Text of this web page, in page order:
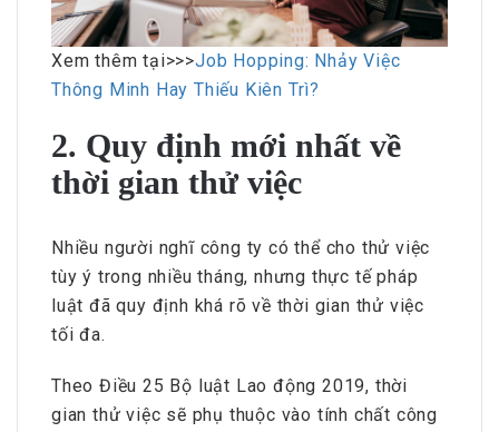
Xem thêm tại>>>Job Hopping: Nhảy Việc
Thông Minh Hay Thiếu Kiên Trì?
2. Quy định mới nhất về
thời gian thử việc
Nhiều người nghĩ công ty có thể cho thử việc
tùy ý trong nhiều tháng, nhưng thực tế pháp
luật đã quy định khá rõ về thời gian thử việc
tối đa.
Theo Điều 25 Bộ luật Lao động 2019, thời
gian thử việc sẽ phụ thuộc vào tính chất công